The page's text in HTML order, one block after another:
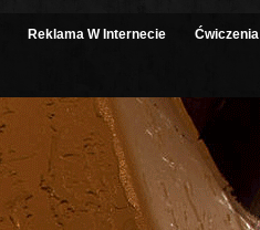
Reklama W Internecie Ćwiczenia